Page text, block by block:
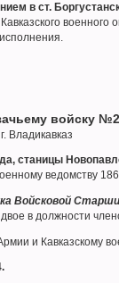
в ст.
военного
войску №2
Владикавказ
станицы
ведомству
Войсковой
в должности
и Кавказскому